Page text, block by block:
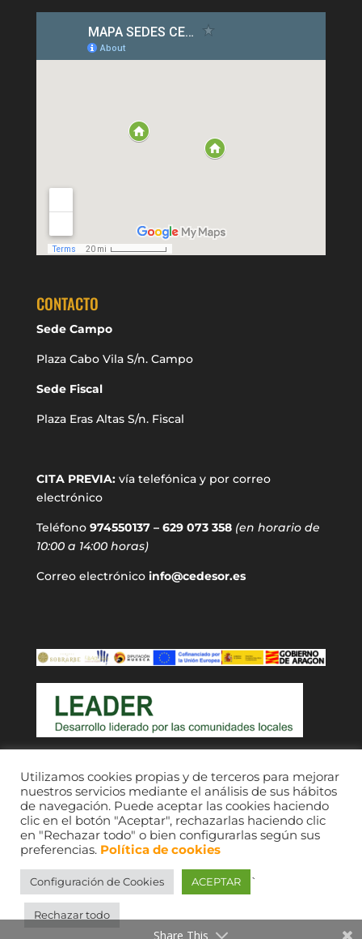
CONTACTO
Sede Campo
Plaza Cabo Vila S/n. Campo
Sede Fiscal
Plaza Eras Altas S/n. Fiscal
CITA PREVIA:vía telefónica y por correo
electrónico
Teléfono 974550137 – 629 073 358 (en horario de
10:00 a 14:00 horas)
Correo electrónico info@cedesor.es
CEDESOR 2021. © Imágenes, sus respectivos
autores; consultar fondos de comarcas Ribagorza
y Sobrarbe.
Utilizamos cookies propias y de terceros para mejorar
nuestros servicios mediante el análisis de sus hábitos
de navegación. Puede aceptar las cookies haciendo
clic en el botón "Aceptar", rechazarlas haciendo clic
en "Rechazar todo" o bien configurarlas según sus
preferencias. Política de cookies
Configuración de Cookies ACEPTAR `
Rechazar todo
Share This